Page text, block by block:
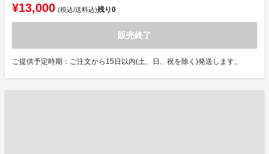
¥13,000 (税込/送料込)残り0
販売終了
ご提供予定時期：ご注文から15日以内(土、日、祝を除く)発送します。